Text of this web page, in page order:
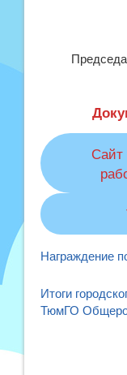
Сайт
Награждение
Итоги
ТюмГО